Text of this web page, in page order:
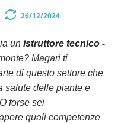
26/12/2024
un istruttore tecnico -
Magari ti
di questo settore che
salute delle piante e
forse sei
quali competenze